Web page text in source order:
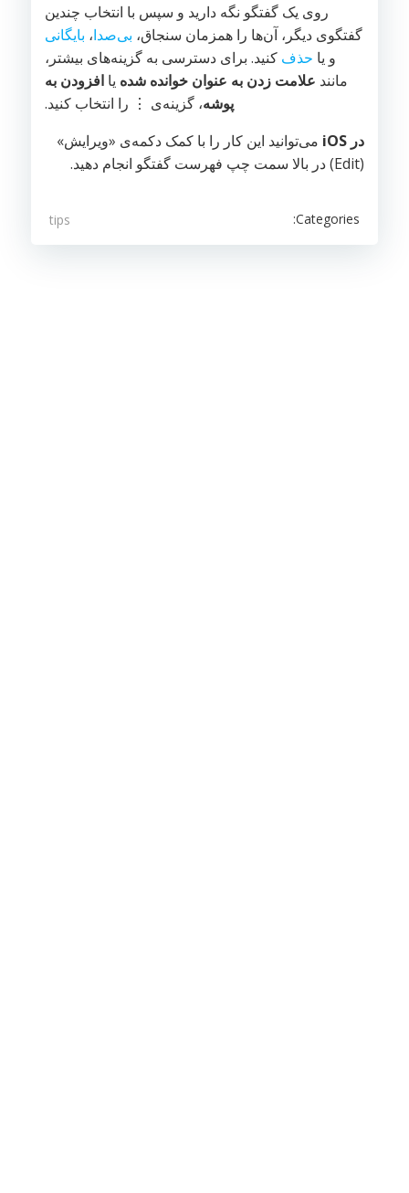
روی یک گفتگو نگه دارید و سپس با انتخاب چندین
گفتگوی دیگر، آن‌ها را همزمان سنجاق، بی‌صدا، بایگانی
و یا حذف کنید. برای دسترسی به گزینه‌های بیشتر،
مانند علامت زدن به عنوان خوانده شده یا افزودن به
پوشه، گزینه‌ی ⋮ را انتخاب کنید.
در iOS
می‌توانید این کار را با کمک دکمه‌ی «ویرایش»
(Edit) در بالا سمت چپ فهرست گفتگو انجام دهید.
Categories:
tips